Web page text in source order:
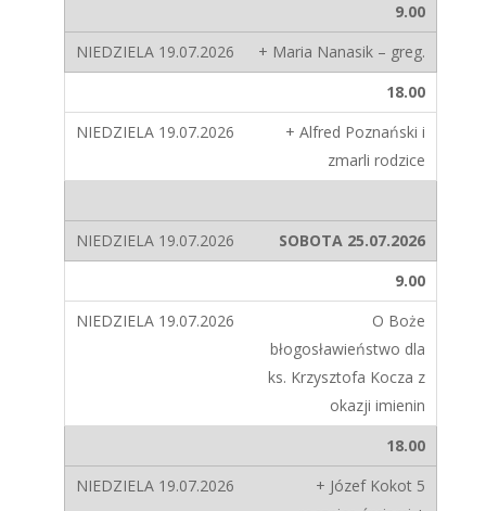
9.00
+ Maria Nanasik – greg.
18.00
+ Alfred Poznański i
zmarli rodzice
SOBOTA 25.07.2026
9.00
O Boże
błogosławieństwo dla
ks. Krzysztofa Kocza z
okazji imienin
18.00
+ Józef Kokot 5